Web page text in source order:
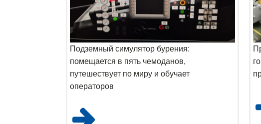
Подземный симулятор бурения:
помещается в пять чемоданов,
путешествует по миру и обучает
операторов